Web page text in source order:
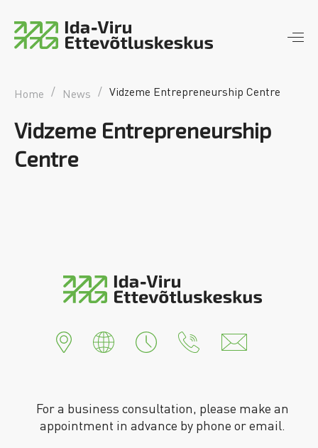
Home / News / Vidzeme Entrepreneurship Centre
Vidzeme Entrepreneurship
Centre
For a business consultation, please make an
appointment in advance by phone or email.